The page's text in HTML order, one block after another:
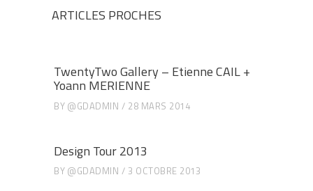
ARTICLES PROCHES
TwentyTwo Gallery – Etienne CAIL +
Yoann MERIENNE
BY @GDADMIN 28 MARS 2014
Design Tour 2013
BY @GDADMIN 3 OCTOBRE 2013